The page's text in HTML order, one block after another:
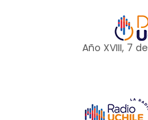
Año XVIII, 7 de